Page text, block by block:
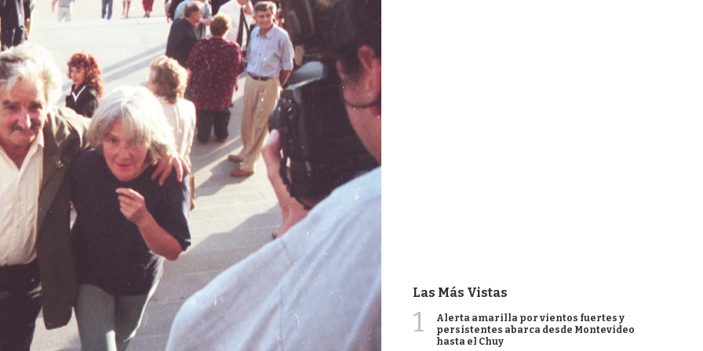
Las Más Vistas
1
Alerta amarilla por vientos fuertes y
persistentes abarca desde Montevideo
hasta el Chuy